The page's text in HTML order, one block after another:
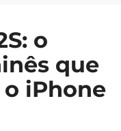
o
que
iPhone